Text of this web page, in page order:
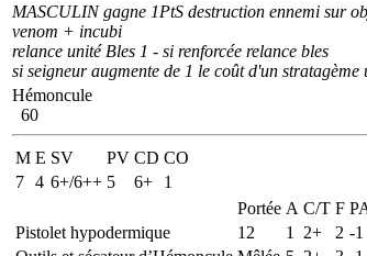
MASCULIN gagne 1PtS destruction ennemi sur
venom + incubi
relance unité Bles 1 - si renforcée relance bles
si seigneur augmente de 1 le coût d'un
Hémoncule
60
M E SV PV CD CO
7 4 6+/6++ 5 6+
1
Portée A C/T F
Pistolet hypodermique
12 1 2+ 2 -1